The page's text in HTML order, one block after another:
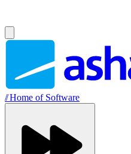
//Home of Software